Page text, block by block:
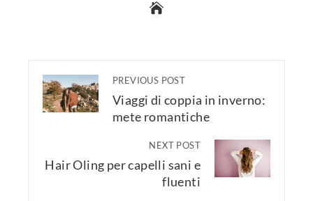
PREVIOUS POST
Viaggi di coppia in inverno:
mete romantiche
NEXT POST
Hair Oling per capelli sani e
fluenti